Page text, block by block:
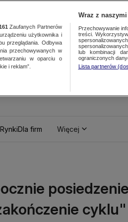
RynkiDla firm Więcej
cyklu"
Zaufanych Partnerów
użytkownika i
przeglądania. Odbywa
przechowywanych w
w oparciu o
i reklam”.
Wraz z
Przechowywanie
treści.
lub kombinacji
ograniczonych
Lista partnerów